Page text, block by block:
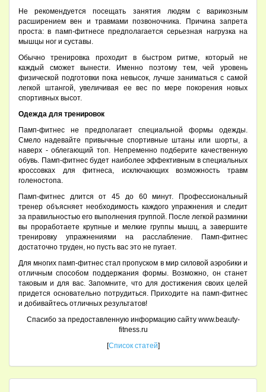
Не рекомендуется посещать занятия людям с варикозным
расширением вен и травмами позвоночника. Причина запрета
проста: в памп-фитнесе предполагается серьезная нагрузка на
мышцы ног и суставы.
Обычно тренировка проходит в быстром ритме, который не
каждый сможет вынести. Именно поэтому тем, чей уровень
физической подготовки пока невысок, лучше заниматься с самой
легкой штангой, увеличивая ее вес по мере покорения новых
спортивных высот.
Одежда для тренировок
Памп-фитнес не предполагает специальной формы одежды.
Смело надевайте привычные спортивные штаны или шорты, а
наверх - облегающий топ. Непременно подберите качественную
обувь. Памп-фитнес будет наиболее эффективным в специальных
кроссовках для фитнеса, исключающих возможность травм
голеностопа.
Памп-фитнес длится от 45 до 60 минут. Профессиональный
тренер объясняет необходимость каждого упражнения и следит
за правильностью его выполнения группой. После легкой разминки
вы проработаете крупные и мелкие группы мышц, а завершите
тренировку упражнениями на расслабление. Памп-фитнес
достаточно труден, но пусть вас это не пугает.
Для многих памп-фитнес стал пропуском в мир силовой аэробики и
отличным способом поддержания формы. Возможно, он станет
таковым и для вас. Запомните, что для достижения своих целей
придется основательно потрудиться. Приходите на памп-фитнес
и добивайтесь отличных результатов!
Спасибо за предоставленную информацию сайту www.beauty-
fitness.ru
[Список статей]